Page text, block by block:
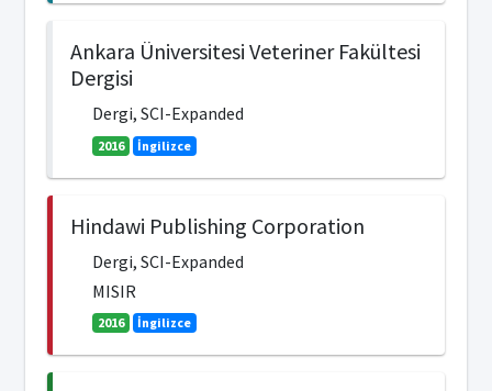
Ankara Üniversitesi Veteriner Fakültesi
Dergisi
Dergi, SCI-Expanded
2016 İngilizce
Hindawi Publishing Corporation
Dergi, SCI-Expanded
MISIR
2016 İngilizce